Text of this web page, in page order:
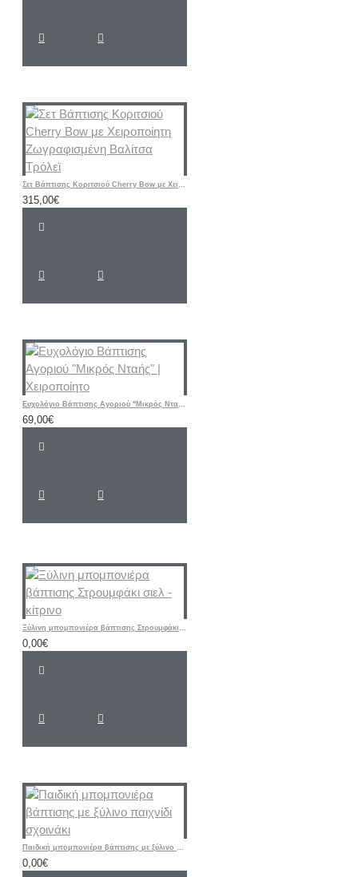
Σετ Βάπτισης Κοριτσιού Cherry Bow με Χειροποίητη Ζωγραφισμένη Βαλίτσα Τρόλεϊ
315,00€
Ευχολόγιο Βάπτισης Αγοριού "Μικρός Νταής" | Χειροποίητο
69,00€
Ξύλινη μπομπονιέρα βάπτισης Στρουμφάκι σιελ - κίτρινο
0,00€
Παιδική μπομπονιέρα βάπτισης με ξύλινο παιχνίδι σχοινάκι
0,00€